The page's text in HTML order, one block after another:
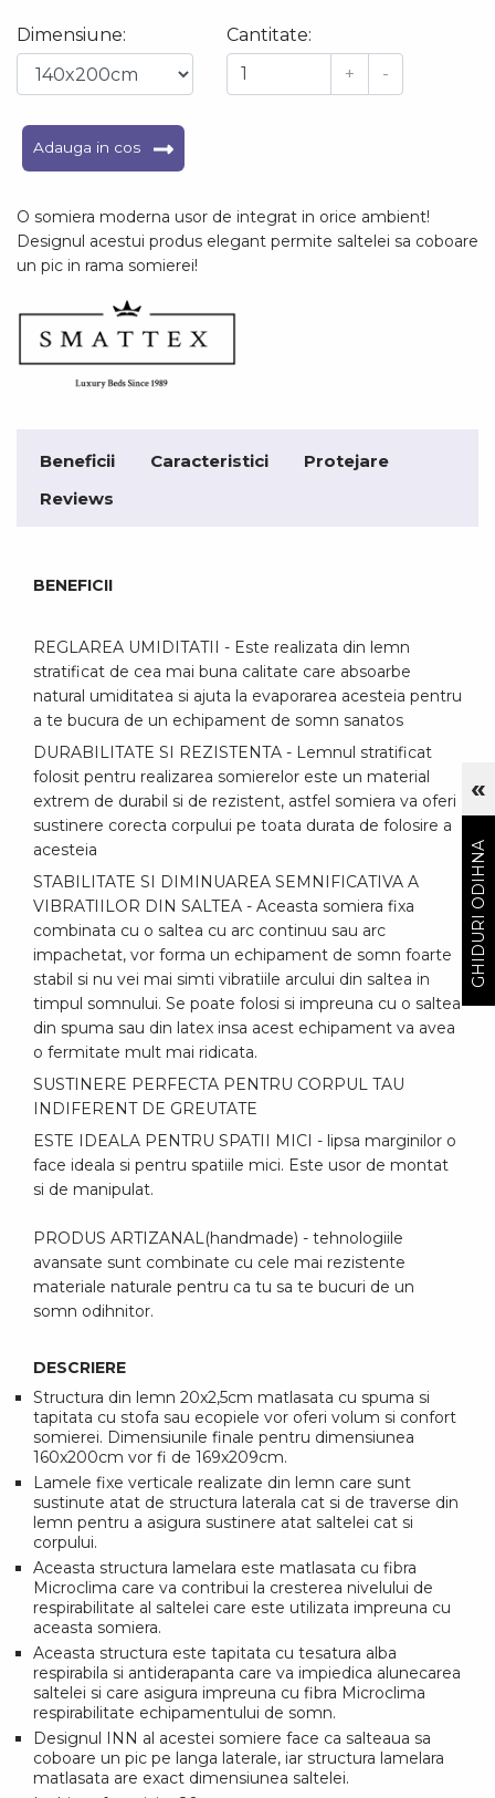
Dimensiune:
Cantitate:
+
-
Adauga in cos
O somiera moderna usor de integrat in orice ambient!
Designul acestui produs elegant permite saltelei sa coboare
un pic in rama somierei!
Beneficii Caracteristici
Protejare
Reviews
BENEFICII
REGLAREA UMIDITATII - Este realizata din lemn
stratificat de cea mai buna calitate care absoarbe
natural umiditatea si ajuta la evaporarea acesteia pentru
a te bucura de un echipament de somn sanatos
DURABILITATE SI REZISTENTA - Lemnul stratificat
folosit pentru realizarea somierelor este un material
extrem de durabil si de rezistent, astfel somiera va oferi
sustinere corecta corpului pe toata durata de folosire a
acesteia
STABILITATE SI DIMINUAREA SEMNIFICATIVA A
VIBRATIILOR DIN SALTEA - Aceasta somiera fixa
combinata cu o saltea cu arc continuu sau arc
impachetat, vor forma un echipament de somn foarte
stabil si nu vei mai simti vibratiile arcului din saltea in
timpul somnului. Se poate folosi si impreuna cu o saltea
din spuma sau din latex insa acest echipament va avea
o fermitate mult mai ridicata.
SUSTINERE PERFECTA PENTRU CORPUL TAU
INDIFERENT DE GREUTATE
ESTE IDEALA PENTRU SPATII MICI - lipsa marginilor o
face ideala si pentru spatiile mici. Este usor de montat
si de manipulat.
PRODUS ARTIZANAL(handmade) - tehnologiile
avansate sunt combinate cu cele mai rezistente
materiale naturale pentru ca tu sa te bucuri de un
somn odihnitor.
DESCRIERE
Structura din lemn 20x2,5cm matlasata cu spuma si
tapitata cu stofa sau ecopiele vor oferi volum si confort
somierei. Dimensiunile finale pentru dimensiunea
160x200cm vor fi de 169x209cm.
Lamele fixe verticale realizate din lemn care sunt
sustinute atat de structura laterala cat si de traverse din
lemn pentru a asigura sustinere atat saltelei cat si
corpului.
Aceasta structura lamelara este matlasata cu fibra
Microclima care va contribui la cresterea nivelului de
respirabilitate al saltelei care este utilizata impreuna cu
aceasta somiera.
Aceasta structura este tapitata cu tesatura alba
respirabila si antiderapanta care va impiedica alunecarea
saltelei si care asigura impreuna cu fibra Microclima
respirabilitate echipamentului de somn.
Designul INN al acestei somiere face ca salteaua sa
coboare un pic pe langa laterale, iar structura lamelara
matlasata are exact dimensiunea saltelei.
«
GHIDURI ODIHNA